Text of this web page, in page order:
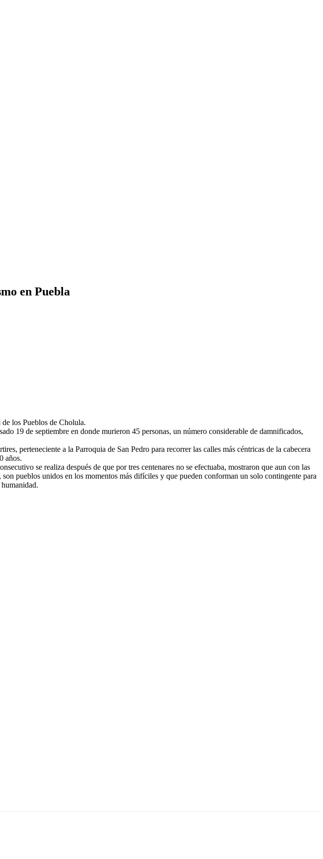
en Puebla
los Pueblos de Cholula.
19 de septiembre en donde murieron 45 personas, un número considerable de damnificados,
perteneciente a la Parroquia de San Pedro para recorrer las calles más céntricas de la cabecera
años.
se realiza después de que por tres centenares no se efectuaba, mostraron que aun con las
pueblos unidos en los momentos más difíciles y que pueden conforman un solo contingente para